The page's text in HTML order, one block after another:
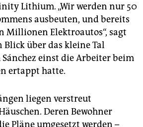
Lithium. „Wir werden nur 50
ausbeuten, und bereits
Millionen Elektroautos“, sagt
Blick über das kleine Tal
einst die Arbeiter beim
ertappt hatte.
liegen verstreut
Deren Bewohner
Pläne umgesetzt werden –